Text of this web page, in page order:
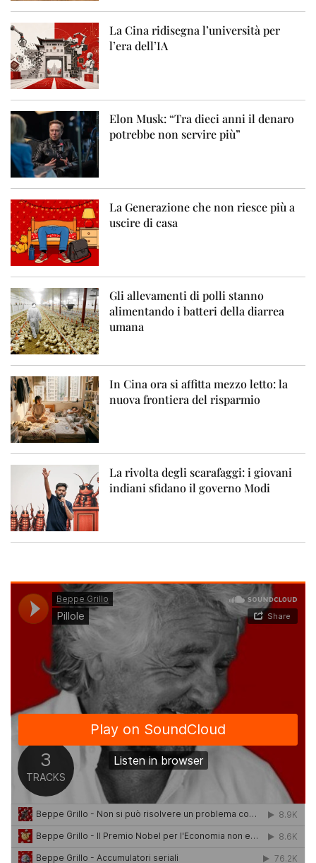
La Cina ridisegna l’università per
l’era dell’IA
Elon Musk: “Tra dieci anni il denaro
potrebbe non servire più”
La Generazione che non riesce più a
uscire di casa
Gli allevamenti di polli stanno
alimentando i batteri della diarrea
umana
In Cina ora si affitta mezzo letto: la
nuova frontiera del risparmio
La rivolta degli scarafaggi: i giovani
indiani sfidano il governo Modi